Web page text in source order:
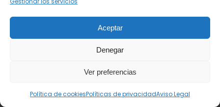
Aceptar
Denegar
Ver preferencias
Política de cookiesPolíticas de privacidadAviso Legal
LSSICE
Condiciones de ventas